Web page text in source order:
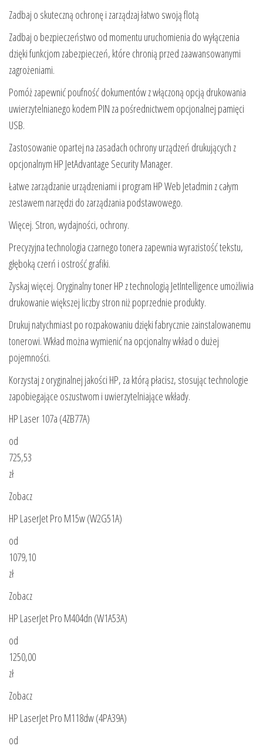
Zadbaj o skuteczną ochronę i zarządzaj łatwo swoją flotą
Zadbaj o bezpieczeństwo od momentu uruchomienia do wyłączenia
dzięki funkcjom zabezpieczeń, które chronią przed zaawansowanymi
zagrożeniami.
Pomóż zapewnić poufność dokumentów z włączoną opcją drukowania
uwierzytelnianego kodem PIN za pośrednictwem opcjonalnej pamięci
USB.
Zastosowanie opartej na zasadach ochrony urządzeń drukujących z
opcjonalnym HP JetAdvantage Security Manager.
Łatwe zarządzanie urządzeniami i program HP Web Jetadmin z całym
zestawem narzędzi do zarządzania podstawowego.
Więcej. Stron, wydajności, ochrony.
Precyzyjna technologia czarnego tonera zapewnia wyrazistość tekstu,
głęboką czerń i ostrość grafiki.
Zyskaj więcej. Oryginalny toner HP z technologią JetIntelligence umożliwia
drukowanie większej liczby stron niż poprzednie produkty.
Drukuj natychmiast po rozpakowaniu dzięki fabrycznie zainstalowanemu
tonerowi. Wkład można wymienić na opcjonalny wkład o dużej
pojemności.
Korzystaj z oryginalnej jakości HP, za którą płacisz, stosując technologie
zapobiegające oszustwom i uwierzytelniające wkłady.
HP Laser 107a (4ZB77A)
od
725,53
zł
Zobacz
HP LaserJet Pro M15w (W2G51A)
od
1079,10
zł
Zobacz
HP LaserJet Pro M404dn (W1A53A)
od
1250,00
zł
Zobacz
HP LaserJet Pro M118dw (4PA39A)
od